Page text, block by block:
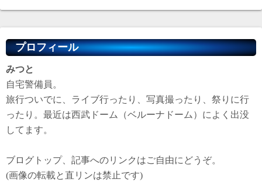
プロフィール
みつと
自宅警備員。
旅行ついでに、ライブ行ったり、写真撮ったり、祭りに行
ったり。最近は西武ドーム（ベルーナドーム）によく出没
してます。
ブログトップ、記事へのリンクはご自由にどうぞ。
(画像の転載と直リンは禁止です)